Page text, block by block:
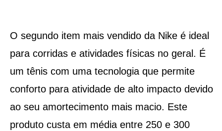
O segundo item mais vendido da Nike é ideal
para corridas e atividades físicas no geral. É
um tênis com uma tecnologia que permite
conforto para atividade de alto impacto devido
ao seu amortecimento mais macio. Este
produto custa em média entre 250 e 300